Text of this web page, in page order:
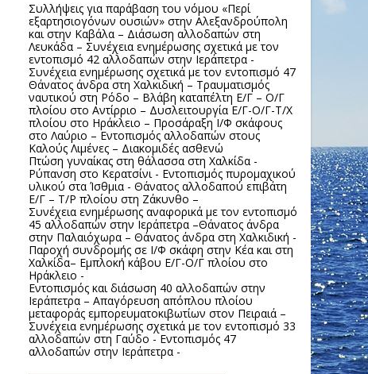
Συλλήψεις για παράβαση του νόμου «Περί
εξαρτησιογόνων ουσιών» στην Αλεξανδρούπολη
και στην Καβάλα – Διάσωση αλλοδαπών στη
Λευκάδα – Συνέχεια ενημέρωσης σχετικά με τον
εντοπισμό 42 αλλοδαπών στην Ιεράπετρα -
Συνέχεια ενημέρωσης σχετικά με τον εντοπισμό 47
Θάνατος άνδρα στη Χαλκιδική – Τραυματισμός
ναυτικού στη Ρόδο – Βλάβη καταπέλτη Ε/Γ – Ο/Γ
πλοίου στο Αντίρριο – Δυσλειτουργία Ε/Γ-Ο/Γ-Τ/Χ
πλοίου στο Ηράκλειο – Προσάραξη Ι/Φ σκάφους
στο Λαύριο – Εντοπισμός αλλοδαπών στους
Καλούς Λιμένες – Διακομιδές ασθενώ
Πτώση γυναίκας στη θάλασσα στη Χαλκίδα -
Ρύπανση στο Κερατσίνι - Εντοπισμός πυρομαχικού
υλικού στα Ίσθμια - Θάνατος αλλοδαπού επιβάτη
Ε/Γ – Τ/Ρ πλοίου στη Ζάκυνθο –
Συνέχεια ενημέρωσης αναφορικά με τον εντοπισμό
45 αλλοδαπών στην Ιεράπετρα –Θάνατος άνδρα
στην Παλαιόχωρα – Θάνατος άνδρα στη Χαλκιδική -
Παροχή συνδρομής σε Ι/Φ σκάφη στην Κέα και στη
Χαλκίδα– Εμπλοκή κάβου Ε/Γ-Ο/Γ πλοίου στο
Ηράκλειο -
Εντοπισμός και διάσωση 40 αλλοδαπών στην
Ιεράπετρα – Απαγόρευση απόπλου πλοίου
μεταφοράς εμπορευματοκιβωτίων στον Πειραιά –
Συνέχεια ενημέρωσης σχετικά με τον εντοπισμό 33
αλλοδαπών στη Γαύδο - Εντοπισμός 47
αλλοδαπών στην Ιεράπετρα -